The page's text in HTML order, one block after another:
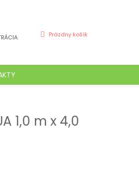
NÁKUPNÝ
Prázdny košík
1,0 m x 4,0